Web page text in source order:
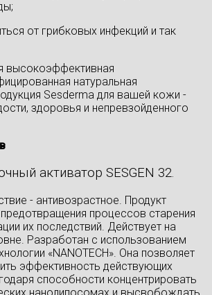
от грибковых инфекций и так
высокоэффективная
натуральная
Sesderma для вашей кожи -
здоровья и непревзойденного
активатор SESGEN 32.
- антивозрастное. Продукт
процессов старения
их последствий. Действует на
Разработан с использованием
«NANOTECH». Она позволяет
эффективность действующих
способности концентрировать
нанолипосомах и высвобождать